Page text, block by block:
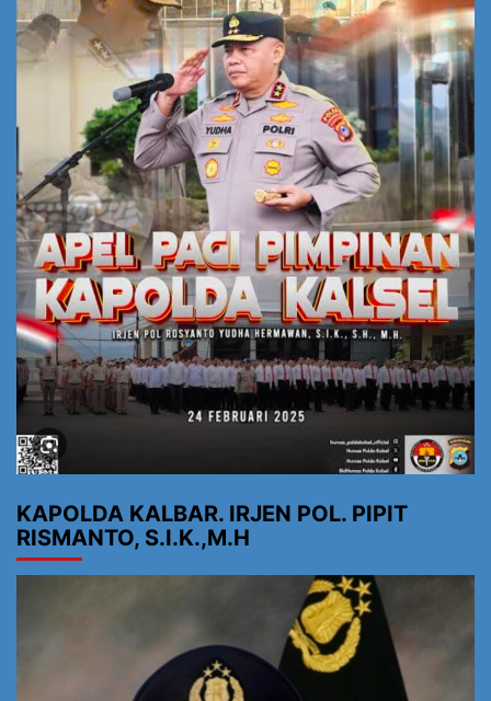
KAPOLDA KALBAR. IRJEN POL. PIPIT
RISMANTO, S.I.K.,M.H